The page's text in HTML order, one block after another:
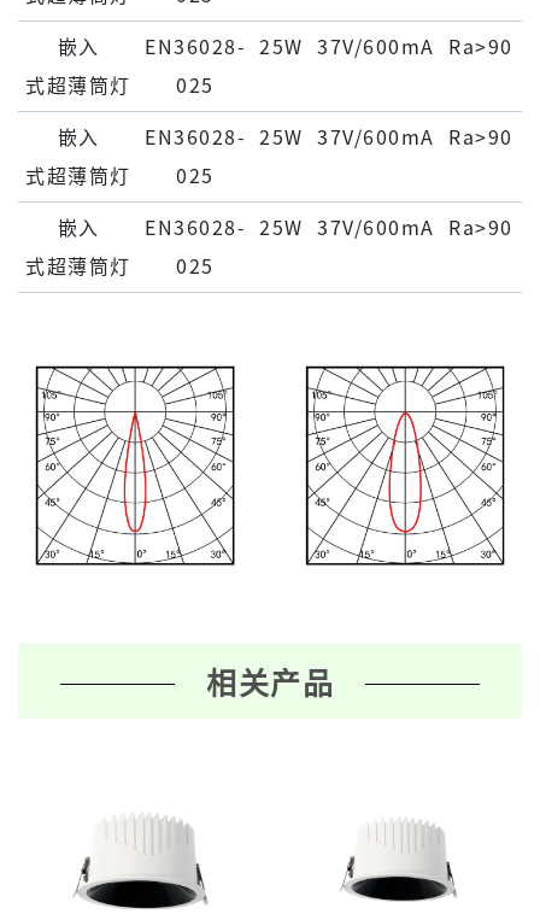
嵌⼊
式超薄筒灯
EN36028-
025
25W 37V/600mA Ra>90
嵌⼊
式超薄筒灯
EN36028-
025
25W 37V/600mA Ra>90
嵌⼊
式超薄筒灯
EN36028-
025
25W 37V/600mA Ra>90
相关产品